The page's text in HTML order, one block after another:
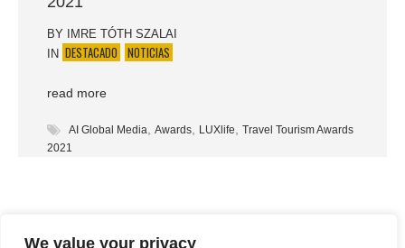
We value your privacy
BY
IMRE TÓTH SZALAI
IN DESTACADO NOTICIAS
read more
AI Global Media Awards LUXlife
Travel Tourism Awards
2021